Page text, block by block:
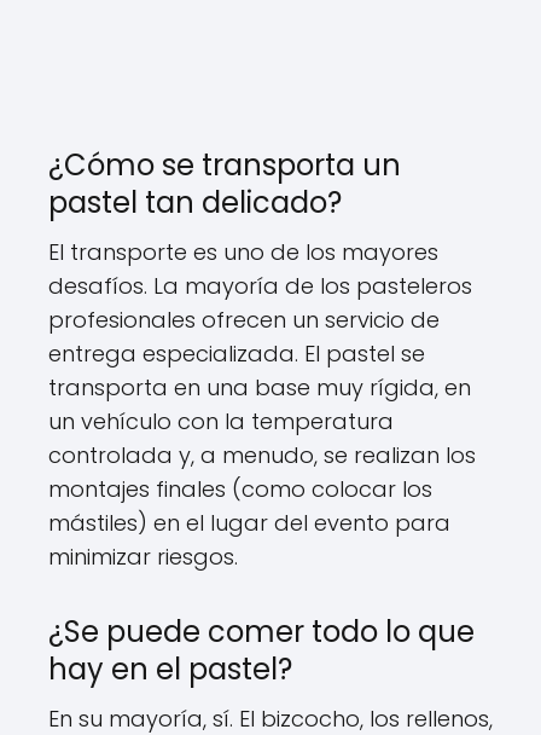
¿Cómo se transporta un
pastel tan delicado?
El transporte es uno de los mayores
desafíos. La mayoría de los pasteleros
profesionales ofrecen un servicio de
entrega especializada. El pastel se
transporta en una base muy rígida, en
un vehículo con la temperatura
controlada y, a menudo, se realizan los
montajes finales (como colocar los
mástiles) en el lugar del evento para
minimizar riesgos.
¿Se puede comer todo lo que
hay en el pastel?
En su mayoría, sí. El bizcocho, los rellenos,